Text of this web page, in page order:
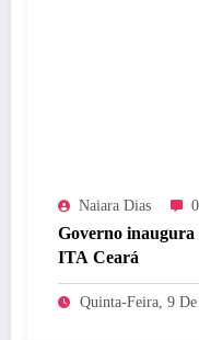
Naiara Dias 0
Governo inaugura
ITA Ceará
Quinta-Feira, 9